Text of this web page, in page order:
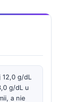
g/dL
g/dL u
a nie